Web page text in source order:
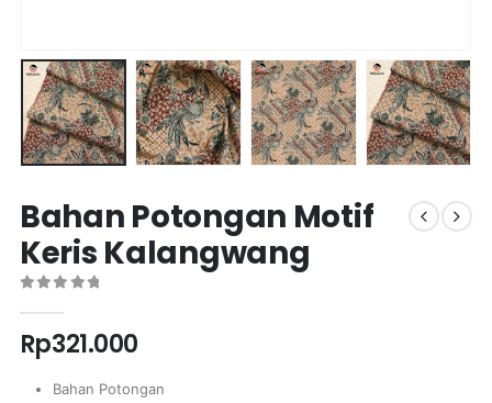
Bahan Potongan Motif
Keris Kalangwang
Rp321.000
Bahan Potongan